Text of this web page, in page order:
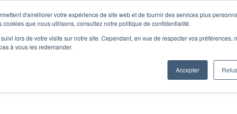
d'améliorer votre expérience de site web et de fournir des services plus
que nous utilisons, consultez notre politique de confidentialité.
lors de votre visite sur notre site. Cependant, en vue de respecter vos préférences,
à vous les redemander.
Accepter
L'infolettre Se connecter
Entreprises